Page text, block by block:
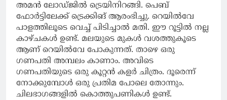
അമൻ ലോഡ്ജിൽ ട്രെയിനിറങ്ങി. പെബ്
ഫോർട്ടിലേക്ക് ട്രെക്കിങ് ആരംഭിച്ചു. റെയിൽവേ
പാളത്തിലൂടെ വെച്ച് പിടിച്ചാൽ മതി. ഈ റൂട്ടിൽ നല്ല
കാഴ്ചകൾ ഉണ്ട്. മലയുടെ മുകൾ വശത്തുകൂടെ
ആണ് റെയിൽവേ പോകുന്നത്. താഴെ ഒരു
ഗണപതി അമ്പലം കാണാം. അവിടെ
ഗണപതിയുടെ ഒരു കൂറ്റൻ കളർ ചിത്രം. ദൂരെന്ന്
നോക്കുമ്പോൾ ഒരു പ്രതിമ പോലെ തോന്നും.
ചിലഭാഗങ്ങളിൽ കൊത്തുപണികൾ ഉണ്ട്.